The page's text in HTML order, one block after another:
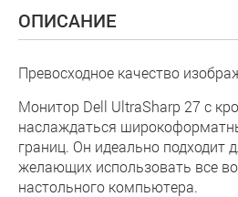
ОПИСАНИЕ
Превосходное качество
Монитор Dell UltraSharp 27 с
наслаждаться
границ. Он идеально подходит
желающих использовать все
настольного компьютера.